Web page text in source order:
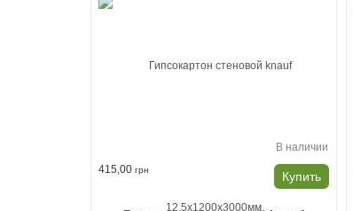
В наличии
415,00 грн Купить